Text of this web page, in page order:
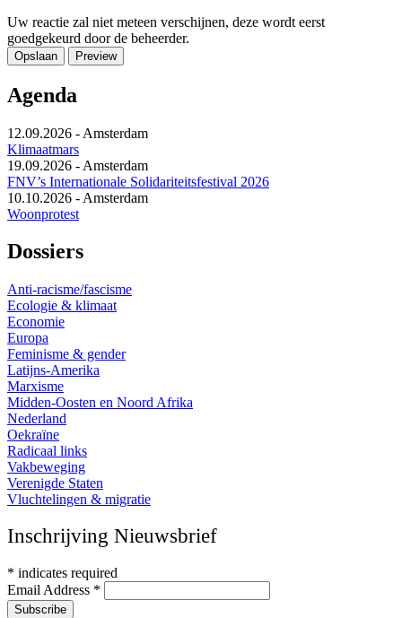
Uw reactie zal niet meteen verschijnen, deze wordt eerst
goedgekeurd door de beheerder.
Agenda
12.09.2026 - Amsterdam
Klimaatmars
19.09.2026 - Amsterdam
FNV’s Internationale Solidariteitsfestival 2026
10.10.2026 - Amsterdam
Woonprotest
Dossiers
Anti-racisme/fascisme
Ecologie & klimaat
Economie
Europa
Feminisme & gender
Latijns-Amerika
Marxisme
Midden-Oosten en Noord Afrika
Nederland
Oekraïne
Radicaal links
Vakbeweging
Verenigde Staten
Vluchtelingen & migratie
Inschrijving Nieuwsbrief
* indicates required
Email Address *